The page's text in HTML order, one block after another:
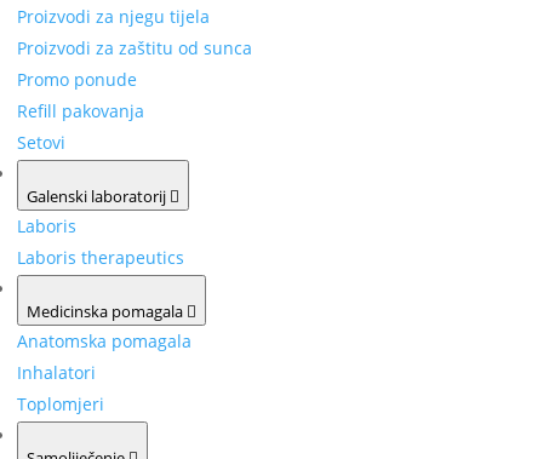
Proizvodi za njegu tijela
Proizvodi za zaštitu od sunca
Promo ponude
Refill pakovanja
Setovi
Galenski laboratorij
Laboris
Laboris therapeutics
Medicinska pomagala
Anatomska pomagala
Inhalatori
Toplomjeri